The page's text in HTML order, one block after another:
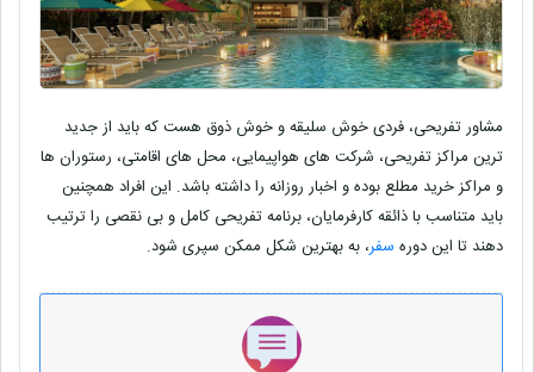
مشاور تفریحی، فردی خوش سلیقه و خوش ذوق هست که باید از جدید
ترین مراکز تفریحی، شرکت های هواپیمایی، محل های اقامتی، رستوران ها
و مراکز خرید مطلع بوده و اخبار روزانه را داشته باشد. این افراد همچنین
باید متناسب با ذائقه کارفرمایان، برنامه تفریحی کامل و بی نقصی را ترتیب
دهند تا این دوره سفر، به بهترین شکل ممکن سپری شود.